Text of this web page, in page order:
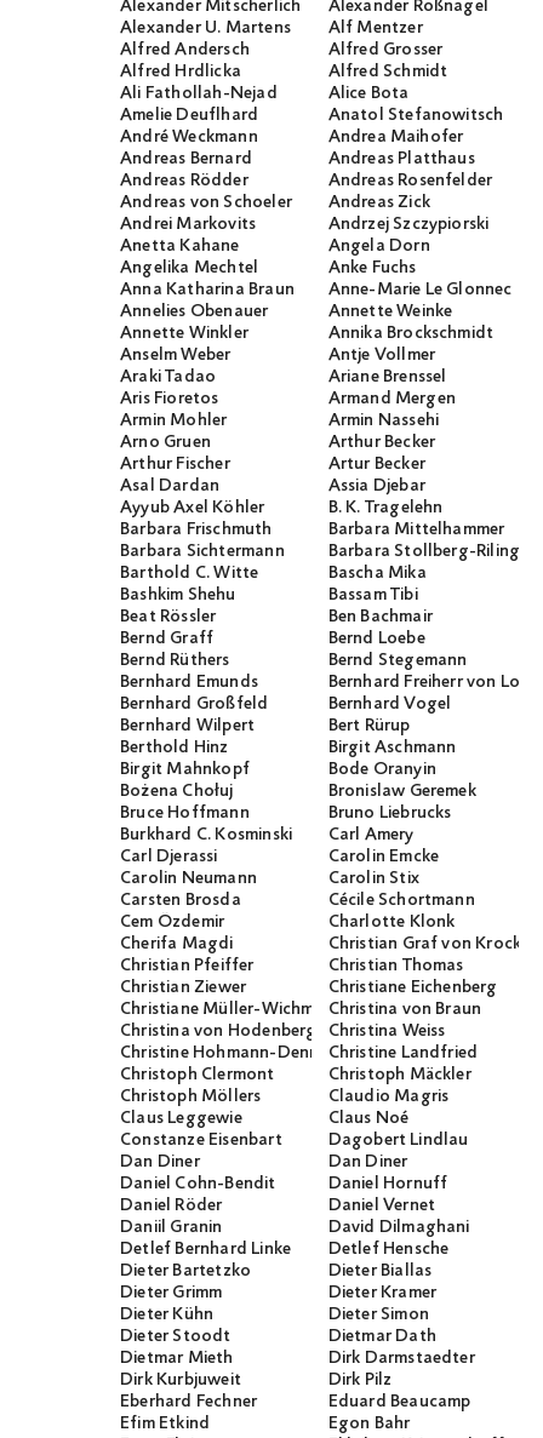
Alexander Mitscherlich
Alexander Roßnagel
Alexander U. Martens
Alf Mentzer
Alfred Andersch
Alfred Grosser
Alfred Hrdlicka
Alfred Schmidt
Ali Fathollah-Nejad
Alice Bota
Amelie Deuflhard
Anatol Stefanowitsch
André Weckmann
Andrea Maihofer
Andreas Bernard
Andreas Platthaus
Andreas Rödder
Andreas Rosenfelder
Andreas von Schoeler
Andreas Zick
Andrei Markovits
Andrzej Szczypiorski
Anetta Kahane
Angela Dorn
Angelika Mechtel
Anke Fuchs
Anna Katharina Braun
Anne-Marie Le Glonnec
Annelies Obenauer
Annette Weinke
Annette Winkler
Annika Brockschmidt
Anselm Weber
Antje Vollmer
Araki Tadao
Ariane Brenssel
Aris Fioretos
Armand Mergen
Armin Mohler
Armin Nassehi
Arno Gruen
Arthur Becker
Arthur Fischer
Artur Becker
Asal Dardan
Assia Djebar
Ayyub Axel Köhler
B. K. Tragelehn
Barbara Frischmuth
Barbara Mittelhammer
Barbara Sichtermann
Barbara Stollberg-Rilinger
Barthold C. Witte
Bascha Mika
Bashkim Shehu
Bassam Tibi
Beat Rössler
Ben Bachmair
Bernd Graff
Bernd Loebe
Bernd Rüthers
Bernd Stegemann
Bernhard Emunds
Bernhard Freiherr von
Bernhard Großfeld
Bernhard Vogel
Bernhard Wilpert
Bert Rürup
Berthold Hinz
Birgit Aschmann
Birgit Mahnkopf
Bode Oranyin
Bożena Chołuj
Bronislaw Geremek
Bruce Hoffmann
Bruno Liebrucks
Burkhard C. Kosminski
Carl Amery
Carl Djerassi
Carolin Emcke
Carolin Neumann
Carolin Stix
Carsten Brosda
Cécile Schortmann
Cem Özdemir
Charlotte Klonk
Cherifa Magdi
Christian Graf von
Christian Pfeiffer
Christian Thomas
Christian Ziewer
Christiane Eichenberg
Christiane Müller-WichmannChristina von Braun
Christina von Hodenberg
Christina Weiss
Christine Hohmann-DennhardtChristine Landfried
Christoph Clermont
Christoph Mäckler
Christoph Möllers
Claudio Magris
Claus Leggewie
Claus Noé
Constanze Eisenbart
Dagobert Lindlau
Dan Diner
Dan Diner
Daniel Cohn-Bendit
Daniel Hornuff
Daniel Röder
Daniel Vernet
Daniil Granin
David Dilmaghani
Detlef Bernhard Linke
Detlef Hensche
Dieter Bartetzko
Dieter Biallas
Dieter Grimm
Dieter Kramer
Dieter Kühn
Dieter Simon
Dieter Stoodt
Dietmar Dath
Dietmar Mieth
Dirk Darmstaedter
Dirk Kurbjuweit
Dirk Pilz
Eberhard Fechner
Eduard Beaucamp
Efim Etkind
Egon Bahr